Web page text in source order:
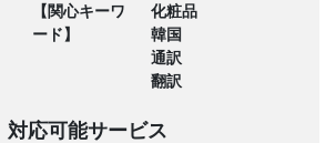
【関心キーワ
ード】
化粧品
韓国
通訳
翻訳
対応可能サービス